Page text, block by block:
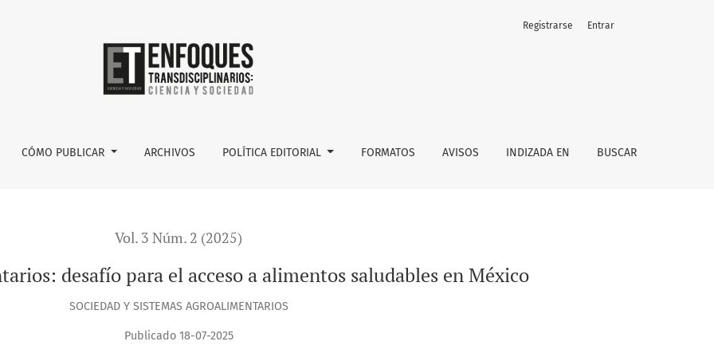
a alimentos saludables en México
CÓMO PUBLICAR ARCHIVOS POLÍTICA EDITORIAL FORMATOS AVISOS INDIZADA EN BUSCAR
Registrarse Entrar
Vol. 3 Núm. 2 (2025)
desafío para el acceso a alimentos saludables en México
SOCIEDAD Y SISTEMAS AGROALIMENTARIOS
Publicado 18-07-2025